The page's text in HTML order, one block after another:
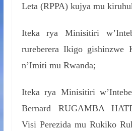
Leta (RPPA) kujya mu
Iteka rya Minisitiri
rureberera Ikigo gishinzwe
n’Imiti mu Rwanda;
Iteka rya Minisitiri
Bernard RUGAMBA
Visi Perezida mu Rukiko